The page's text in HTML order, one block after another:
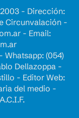
- Dirección:
Circunvalación -
- Email:
Whatsapp: (054)
Dellazoppa -
- Editor Web:
del medio -